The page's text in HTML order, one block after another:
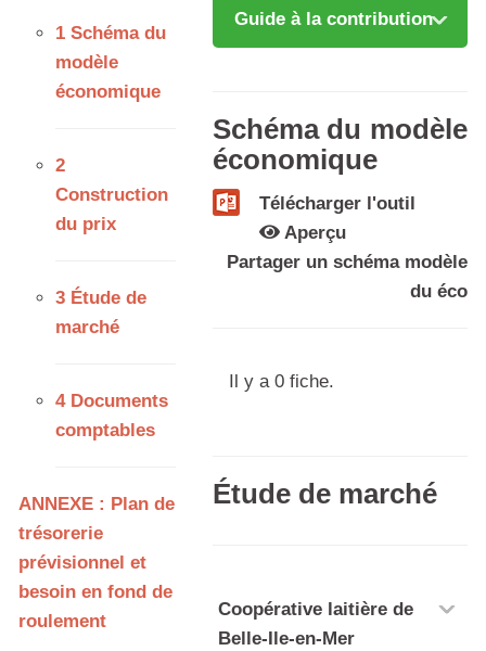
1 Schéma du
modèle
économique
2
Construction
du prix
3 Étude de
marché
4 Documents
comptables
ANNEXE : Plan de
trésorerie
prévisionnel et
besoin en fond de
roulement
Guide à la contribution
Schéma du modèle
économique
Télécharger l'outil
Aperçu
Partager un schéma modèle
du éco
Il y a 0 fiche.
Étude de marché
Coopérative laitière de
Belle-Ile-en-Mer